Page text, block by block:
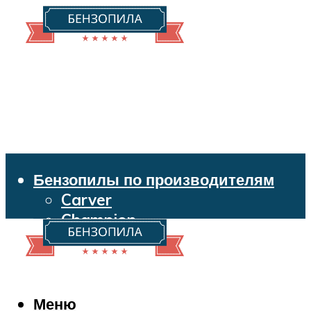
Бензопилы по производителям
Carver
Champion
Echo
Husqvarna
Makita
Меню